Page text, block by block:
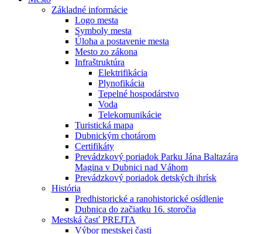
Základné informácie
Logo mesta
Symboly mesta
Úloha a postavenie mesta
Mesto zo zákona
Infraštruktúra
Elektrifikácia
Plynofikácia
Tepelné hospodárstvo
Voda
Telekomunikácie
Turistická mapa
Dubnickým chotárom
Certifikáty
Prevádzkový poriadok Parku Jána Baltazára
Magina v Dubnici nad Váhom
Prevádzkový poriadok detských ihrísk
História
Predhistorické a ranohistorické osídlenie
Dubnica do začiatku 16. storočia
Mestská časť PREJTA
Výbor mestskej časti